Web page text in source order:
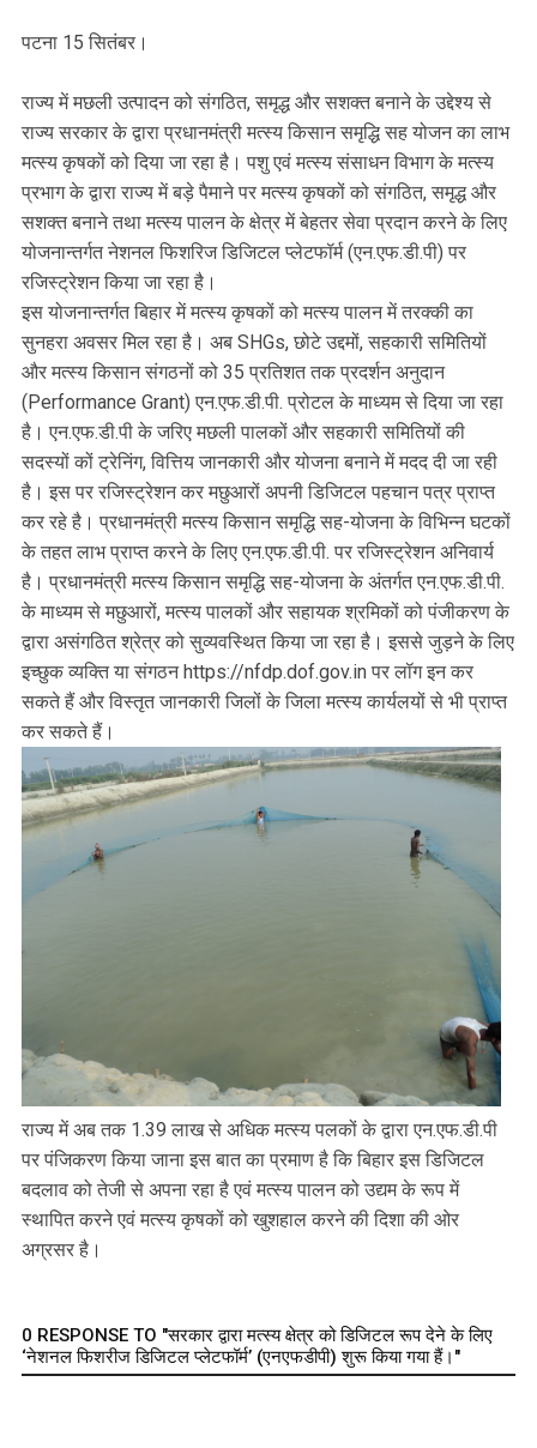
पटना 15 सितंबर।
राज्य में मछली उत्पादन को संगठित, समृद्ध और सशक्त बनाने के उद्देश्य से
राज्य सरकार के द्वारा प्रधानमंत्री मत्स्य किसान समृद्धि सह योजन का लाभ
मत्स्य कृषकों को दिया जा रहा है। पशु एवं मत्स्य संसाधन विभाग के मत्स्य
प्रभाग के द्वारा राज्य में बड़े पैमाने पर मत्स्य कृषकों को संगठित, समृद्ध और
सशक्त बनाने तथा मत्स्य पालन के क्षेत्र में बेहतर सेवा प्रदान करने के लिए
योजनान्तर्गत नेशनल फिशरिज डिजिटल प्लेटफॉर्म (एन.एफ.डी.पी) पर
रजिस्ट्रेशन किया जा रहा है।
इस योजनान्तर्गत बिहार में मत्स्य कृषकों को मत्स्य पालन में तरक्की का
सुनहरा अवसर मिल रहा है। अब SHGs, छोटे उद्दमों, सहकारी समितियों
और मत्स्य किसान संगठनों को 35 प्रतिशत तक प्रदर्शन अनुदान
(Performance Grant) एन.एफ.डी.पी. प्रोटल के माध्यम से दिया जा रहा
है। एन.एफ.डी.पी के जरिए मछली पालकों और सहकारी समितियों की
सदस्यों कों ट्रेनिंग, वित्तिय जानकारी और योजना बनाने में मदद दी जा रही
है। इस पर रजिस्ट्रेशन कर मछुआरों अपनी डिजिटल पहचान पत्र प्राप्त
कर रहे है। प्रधानमंत्री मत्स्य किसान समृद्धि सह-योजना के विभिन्न घटकों
के तहत लाभ प्राप्त करने के लिए एन.एफ.डी.पी. पर रजिस्ट्रेशन अनिवार्य
है। प्रधानमंत्री मत्स्य किसान समृद्धि सह-योजना के अंतर्गत एन.एफ.डी.पी.
के माध्यम से मछुआरों, मत्स्य पालकों और सहायक श्रमिकों को पंजीकरण के
द्वारा असंगठित श्रेत्र को सुव्यवस्थित किया जा रहा है। इससे जुड़ने के लिए
इच्छुक व्यक्ति या संगठन https://nfdp.dof.gov.in पर लॉग इन कर
सकते हैं और विस्तृत जानकारी जिलों के जिला मत्स्य कार्यलयों से भी प्राप्त
कर सकते हैं।
राज्य में अब तक 1.39 लाख से अधिक मत्स्य पलकों के द्वारा एन.एफ.डी.पी
पर पंजिकरण किया जाना इस बात का प्रमाण है कि बिहार इस डिजिटल
बदलाव को तेजी से अपना रहा है एवं मत्स्य पालन को उद्यम के रूप में
स्थापित करने एवं मत्स्य कृषकों को खुशहाल करने की दिशा की ओर
अग्रसर है।
0 RESPONSE TO "सरकार द्वारा मत्स्य क्षेत्र को डिजिटल रूप देने के लिए
‘नेशनल फिशरीज डिजिटल प्लेटफॉर्म’ (एनएफडीपी) शुरू किया गया हैं।"